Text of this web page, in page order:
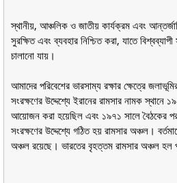
স্থানীয়, আঞ্চলিক ও জাতীয় কার্যক্রম এবং
সুরক্ষিত এবং ব্যবহার নিশ্চিত করা, যাতে
চালানো যায়।
আমাদের পরিবেশের ভারসাম্য রক্ষার ক্ষেত্রে
সংরক্ষণের উদ্দেশ্যে ইরানের রামসার নামক স্থানে
আয়োজন করা হয়েছিল এবং ১৯৭১ সালে বৈঠকের
সংরক্ষণের উদ্দেশ্যে গঠিত হয় রামসার অঞ্চল।
অঞ্চল রয়েছে। ভারতের বৃহত্তম রামসার অঞ্চল হল